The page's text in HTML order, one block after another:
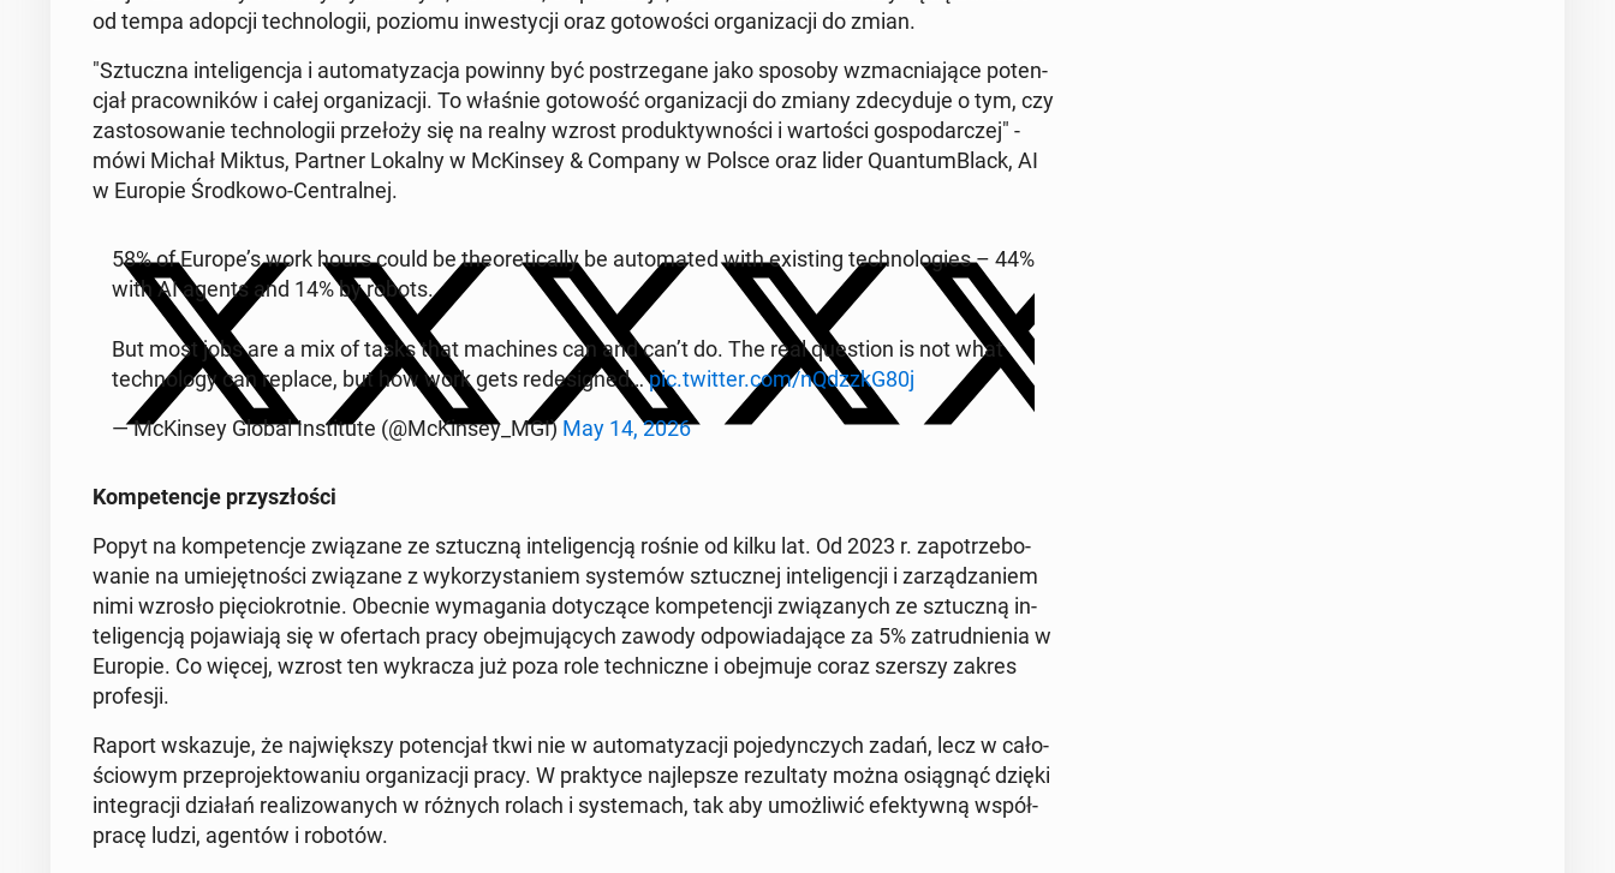
od tempa adopcji tech­no­lo­gii, poziomu in­we­sty­cji oraz go­to­wo­ści or­ga­ni­za­cji do zmian.
"Sztucz­na in­te­li­gen­cja i au­to­ma­ty­za­cja powinny być po­strze­ga­ne jako sposoby wzmac­nia­ją­ce po­ten­
cjał pra­cow­ni­ków i całej or­ga­ni­za­cji. To właśnie go­to­wość or­ga­ni­za­cji do zmiany zde­cy­du­je o tym, czy
za­sto­so­wa­nie tech­no­lo­gii prze­ło­ży się na realny wzrost pro­duk­tyw­no­ści i war­to­ści go­spo­dar­czej" -
mówi Michał Miktus, Partner Lokalny w McKin­sey & Company w Polsce oraz lider Qu­an­tum­Black, AI
w Europie Środ­ko­wo-Cen­tral­nej.
58% of Europe’s work hours could be the­ore­ti­cal­ly be au­to­ma­ted with exi­sting tech­no­lo­gies – 44%
with AI agents and 14% by robots.
But most jobs are a mix of tasks that ma­chi­nes can and can’t do. The real qu­estion is not what
tech­no­lo­gy can replace, but how work gets re­de­si­gned…pic.twitter.com/nQdzzkG80j
— McKin­sey Global In­sti­tu­te (@McKin­sey_MGI) May 14, 2026
Kom­pe­ten­cje przy­szło­ści
Popyt na kom­pe­ten­cje zwią­za­ne ze sztucz­ną in­te­li­gen­cją rośnie od kilku lat. Od 2023 r. za­po­trze­bo­
wa­nie na umie­jęt­no­ści zwią­za­ne z wy­ko­rzy­sta­niem sys­te­mów sztucz­nej in­te­li­gen­cji i za­rzą­dza­niem
nimi wzrosło pię­cio­krot­nie. Obecnie wy­ma­ga­nia do­ty­czą­ce kom­pe­ten­cji zwią­za­nych ze sztucz­ną in­
te­li­gen­cją po­ja­wia­ją się w ofer­tach pracy obej­mu­ją­cych zawody od­po­wia­da­ją­ce za 5% za­trud­nie­nia w
Europie. Co więcej, wzrost ten wy­kra­cza już poza role tech­nicz­ne i obej­mu­je coraz szerszy zakres
pro­fe­sji.
Raport wska­zu­je, że naj­więk­szy po­ten­cjał tkwi nie w au­to­ma­ty­za­cji po­je­dyn­czych zadań, lecz w ca­ło­
ścio­wym prze­pro­jek­to­wa­niu or­ga­ni­za­cji pracy. W prak­ty­ce naj­lep­sze re­zul­ta­ty można osią­gnąć dzięki
in­te­gra­cji działań re­ali­zo­wa­nych w różnych rolach i sys­te­mach, tak aby umoż­li­wić efek­tyw­ną współ­
pra­cę ludzi, agentów i robotów.